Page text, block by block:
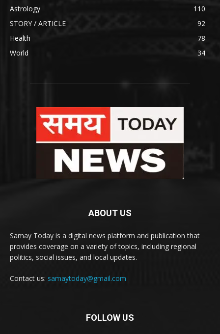
Astrology
110
STORY / ARTICLE
92
Health
78
World
34
ABOUT US
Samay Today is a digital news platform and publication that
provides coverage on a variety of topics, including regional
politics, social issues, and local updates.
Contact us: samaytoday@gmail.com
FOLLOW US